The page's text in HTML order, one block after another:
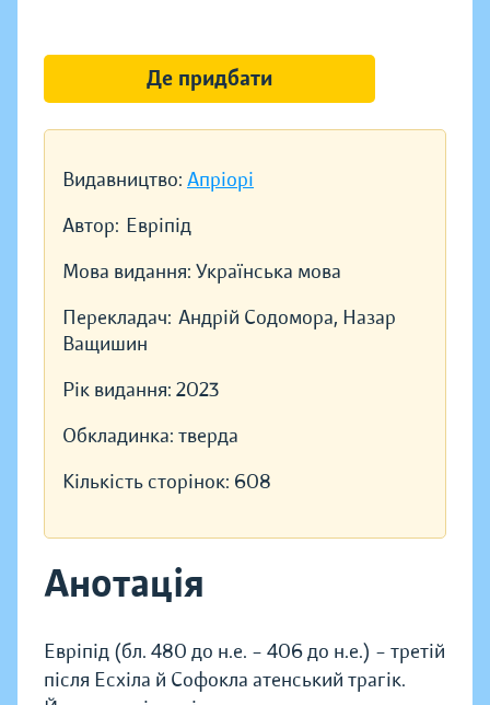
Видавництво: Апріорі
Автор: Евріпід
Мова видання: Українська мова
Перекладач: Андрій Содомора, Назар
Ващишин
Рік видання: 2023
Обкладинка: тверда
Кількість сторінок: 608
Анотація
Евріпід (бл. 480 до н.е. – 406 до н.е.) – третій
після Есхіла й Софокла атенський трагік.
Де придбати